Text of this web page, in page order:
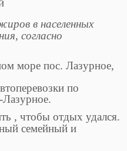
в населенных
согласно
море пос. Лазурное,
по
, чтобы отдых удался.
семейный и